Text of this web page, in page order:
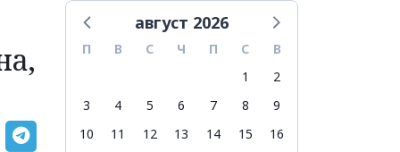
август 2026
П В С Ч П С
В
1
2
3
4 5 6 7 8
9
10
11 12 13 14 15
16